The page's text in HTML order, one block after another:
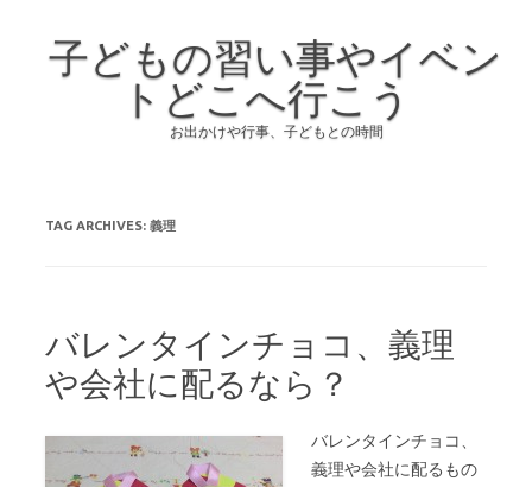
子どもの習い事やイベン
トどこへ行こう
お出かけや行事、子どもとの時間
TAG ARCHIVES: 義理
バレンタインチョコ、義理
や会社に配るなら？
バレンタインチョコ、
義理や会社に配るもの